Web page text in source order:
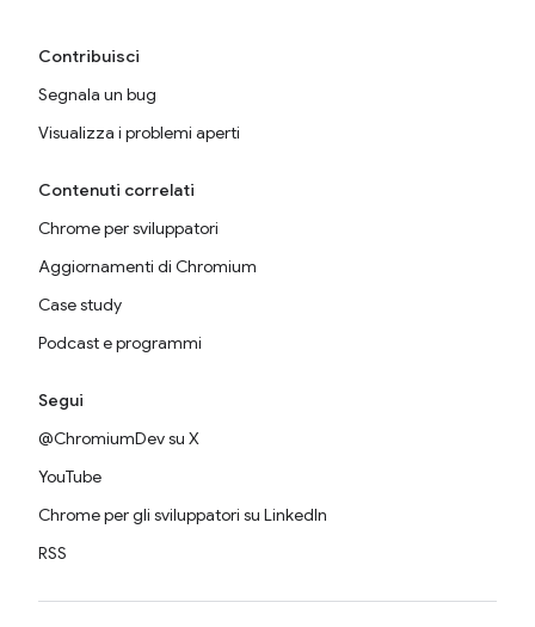
Contribuisci
Segnala un bug
Visualizza i problemi aperti
Contenuti correlati
Chrome per sviluppatori
Aggiornamenti di Chromium
Case study
Podcast e programmi
Segui
@ChromiumDev su X
YouTube
Chrome per gli sviluppatori su LinkedIn
RSS